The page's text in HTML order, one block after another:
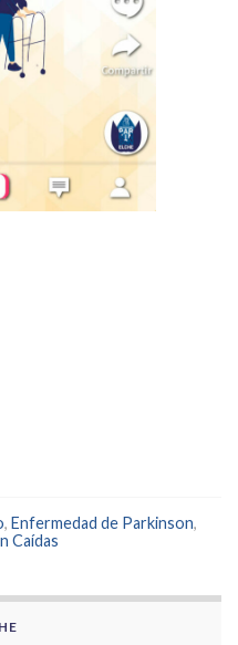
, Enfermedad de Parkinson,
Caídas